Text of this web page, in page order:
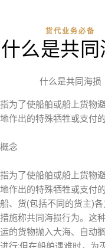
货代业务必备
什么是共同
什么是共同海损
为了使船舶或船上货物
作出的特殊牺牲或支付的
念
为了使船舶或船上货物
作出的特殊牺牲或支付
、货(包括不同的货主)
施称共同海损行为。这
的货物抛入大海、自动